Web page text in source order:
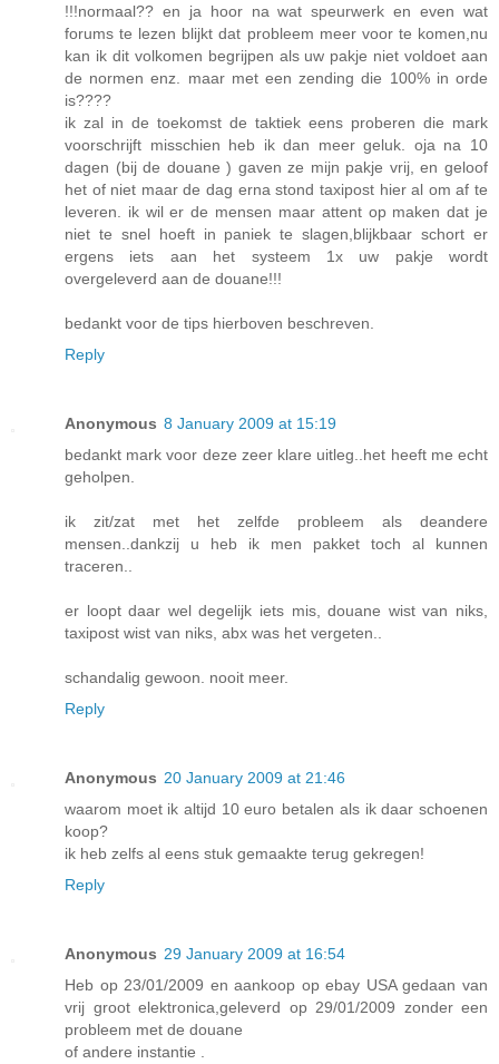
!!!normaal?? en ja hoor na wat speurwerk en even wat
forums te lezen blijkt dat probleem meer voor te komen,nu
kan ik dit volkomen begrijpen als uw pakje niet voldoet aan
de normen enz. maar met een zending die 100% in orde
is????
ik zal in de toekomst de taktiek eens proberen die mark
voorschrijft misschien heb ik dan meer geluk. oja na 10
dagen (bij de douane ) gaven ze mijn pakje vrij, en geloof
het of niet maar de dag erna stond taxipost hier al om af te
leveren. ik wil er de mensen maar attent op maken dat je
niet te snel hoeft in paniek te slagen,blijkbaar schort er
ergens iets aan het systeem 1x uw pakje wordt
overgeleverd aan de douane!!!
bedankt voor de tips hierboven beschreven.
Reply
Anonymous 8 January 2009 at 15:19
bedankt mark voor deze zeer klare uitleg..het heeft me echt
geholpen.
ik zit/zat met het zelfde probleem als deandere
mensen..dankzij u heb ik men pakket toch al kunnen
traceren..
er loopt daar wel degelijk iets mis, douane wist van niks,
taxipost wist van niks, abx was het vergeten..
schandalig gewoon. nooit meer.
Reply
Anonymous 20 January 2009 at 21:46
waarom moet ik altijd 10 euro betalen als ik daar schoenen
koop?
ik heb zelfs al eens stuk gemaakte terug gekregen!
Reply
Anonymous 29 January 2009 at 16:54
Heb op 23/01/2009 en aankoop op ebay USA gedaan van
vrij groot elektronica,geleverd op 29/01/2009 zonder een
probleem met de douane
of andere instantie .